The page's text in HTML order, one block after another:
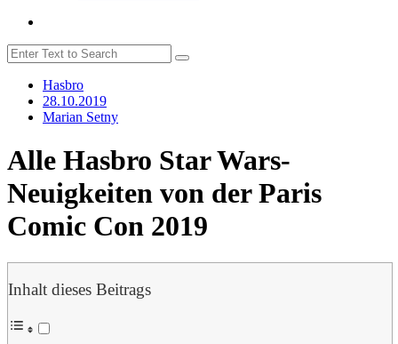
Hasbro
28.10.2019
Marian Setny
Alle Hasbro Star Wars-
Neuigkeiten von der Paris
Comic Con 2019
Inhalt dieses Beitrags